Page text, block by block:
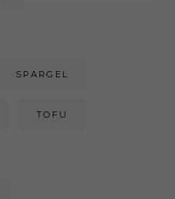
SPARGEL
TOFU